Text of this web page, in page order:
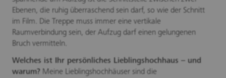
Ebenen, die ruhig überraschend sein darf, so wie der Schnitt
im Film. Die Treppe muss immer eine vertikale
Raumverbindung sein, der Aufzug darf einen gelungenen
Bruch vermitteln.
Welches ist Ihr persönliches Lieblingshochhaus – und
warum? Meine Lieblingshochhäuser sind die